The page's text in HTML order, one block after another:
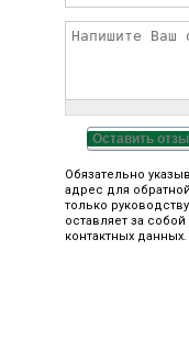
Оставить
Обязательно
адрес для
только
оставляет за
контактных данных.